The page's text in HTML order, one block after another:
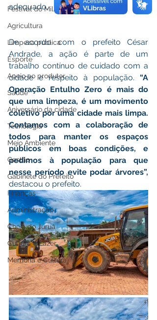
Festival do Milho
Agricultura
Limpeza pública
Esporte
Apoio ao produtor
Saúde
Aniversário da cidade
Tecnologia
Meio Ambiente
Gestão
Gabinete do Prefeito
Finanças
Administração
Cheia do Juruá
Cultura e Lazer
Memória e Cultura
adequado.
De acordo com o prefeito César
Andrade, a ação é parte de um
trabalho contínuo de cuidado com a
cidade e respeito à população. “A
Operação Entulho Zero é mais do
que uma limpeza, é um movimento
coletivo por uma cidade mais limpa.
Contamos com a colaboração de
todos para manter os espaços
públicos em boas condições, e
pedimos à população para que
nesse período evite podar árvores”,
destacou o prefeito.